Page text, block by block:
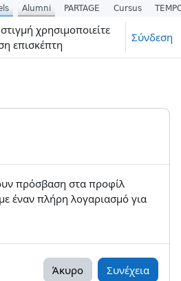
χρησιμοποιείτε
επισκέπτη
Σύνδεση
πρόσβαση στα προφίλ
έναν πλήρη λογαριασμό για
Άκυρο Συνέχεια
Alumni PARTAGE Cursus